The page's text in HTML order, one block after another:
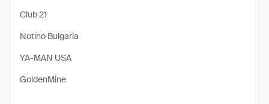
Club 21
Notino Bulgaria
YA-MAN USA
GoldenMine